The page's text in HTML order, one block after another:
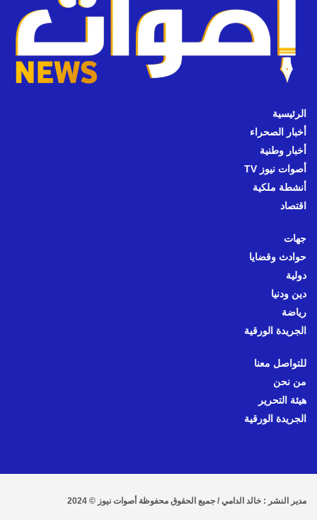
الرئيسية
أخبار الصحراء
أخبار وطنية
أصوات نيوز TV
أنشطة ملكية
اقتصاد
جهات
حوادث وقضايا
دولية
دين ودنيا
رياضة
الجريدة الورقية
للتواصل معنا
من نحن
هيئة التحرير
الجريدة الورقية
مدير النشر : خالد الدامي / جميع الحقوق محفوظة أصوات نيوز © 2024